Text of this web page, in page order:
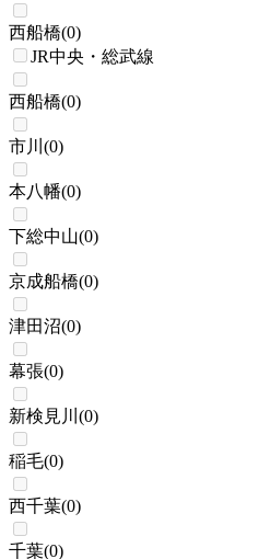
西船橋(0)
JR中央・総武線
西船橋(0)
市川 (0)
本八幡(0)
下総中山(0)
京成船橋(0)
津田沼(0)
幕張(0)
新検見川 (0)
稲毛(0)
西千葉(0)
千葉(0)